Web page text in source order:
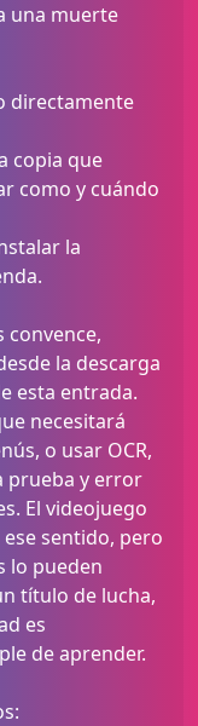
una muerte
directamente
copia que
como y cuándo
la
convence,
la descarga
esta entrada.
necesitará
o usar OCR,
prueba y error
El videojuego
sentido, pero
lo pueden
título de lucha,
es
de aprender.